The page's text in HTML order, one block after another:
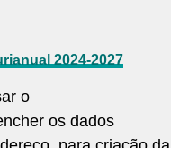
2024-2027
o
os dados